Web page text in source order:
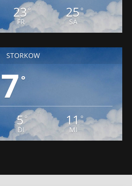
23°
FR
25°
SA
STORKOW
7°
5°
DI
11°
MI